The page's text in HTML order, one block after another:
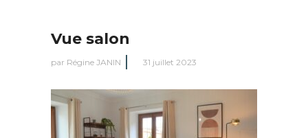
Vue salon
par Régine JANIN 31 juillet 2023